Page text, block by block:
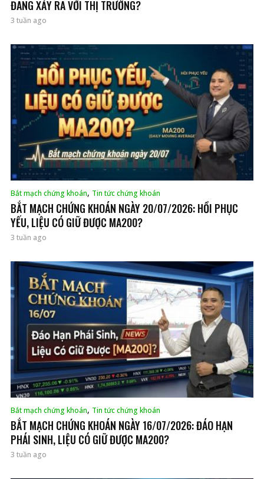
ĐANG XẢY RA VỚI THỊ TRƯỜNG?
3 tuần ago
Bắt mạch chứng khoán, Tin tức chứng khoán
BẮT MẠCH CHỨNG KHOÁN NGÀY 20/07/2026: HỒI PHỤC
YẾU, LIỆU CÓ GIỮ ĐƯỢC MA200?
3 tuần ago
Bắt mạch chứng khoán, Tin tức chứng khoán
BẮT MẠCH CHỨNG KHOÁN NGÀY 16/07/2026: ĐÁO HẠN
PHÁI SINH, LIỆU CÓ GIỮ ĐƯỢC MA200?
3 tuần ago